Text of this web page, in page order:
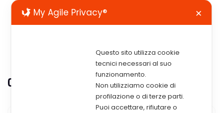
Categoria: Asset management
My Agile Privacy® ✕
Questo sito utilizza cookie
tecnici necessari al suo
funzionamento.
Non utilizziamo cookie di
profilazione o di terze parti.
Puoi accettare, rifiutare o